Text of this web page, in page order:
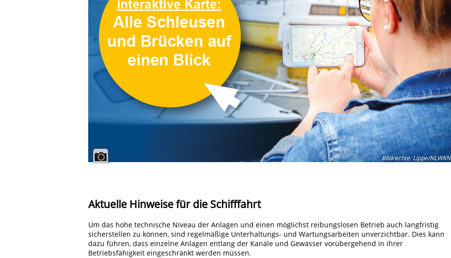
Bildrechte:Lippe/NLWKN
Aktuelle Hinweise für die Schifffahrt
Um das hohe technische Niveau der Anlagen und einen möglichst reibungslosen Betrieb auch langfristig
sicherstellen zu können, sind regelmäßige Unterhaltungs- und Wartungsarbeiten unverzichtbar. Dies kann
dazu führen, dass einzelne Anlagen entlang der Kanäle und Gewässer vorübergehend in ihrer
Betriebsfähigkeit eingeschränkt werden müssen.